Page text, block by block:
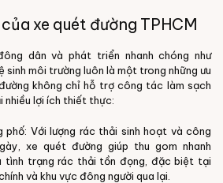
xe quét đường TPHCM
dân và phát triển nhanh chóng như
sinh môi trường luôn là một trong những ưu
không chỉ hỗ trợ công tác làm sạch
nhiều lợi ích thiết thực:
phố: Với lượng rác thải sinh hoạt và công
xe quét đường giúp thu gom nhanh
tình trạng rác thải tồn đọng, đặc biệt tại
và khu vực đông người qua lại.